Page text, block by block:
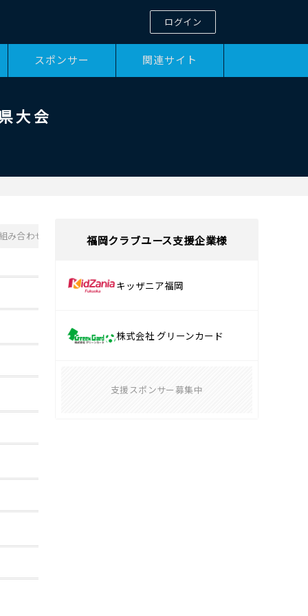
ログイン
スポンサー 関連サイト
大会
組み合わせPDF 大会要項PDF
福岡クラブユース支援企業様
キッザニア福岡
株式会社 グリーンカード
支援スポンサー募集中